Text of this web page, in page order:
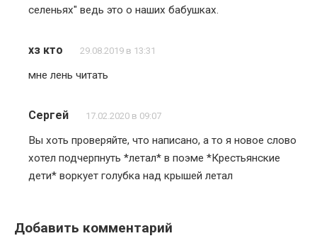
селеньях" ведь это о наших бабушках.
хз кто 29.08.2019 в 13:31
мне лень читать
Сергей 17.02.2020 в 09:07
Вы хоть проверяйте, что написано, а то я новое слово
хотел подчерпнуть *летал* в поэме *Крестьянские
дети* воркует голубка над крышей летал
Добавить комментарий